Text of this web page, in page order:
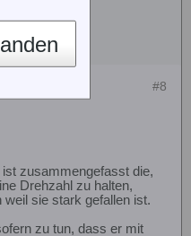
#8
zusammengefasst die,
Drehzahl zu halten,
sie stark gefallen ist.
zu tun, dass er mit